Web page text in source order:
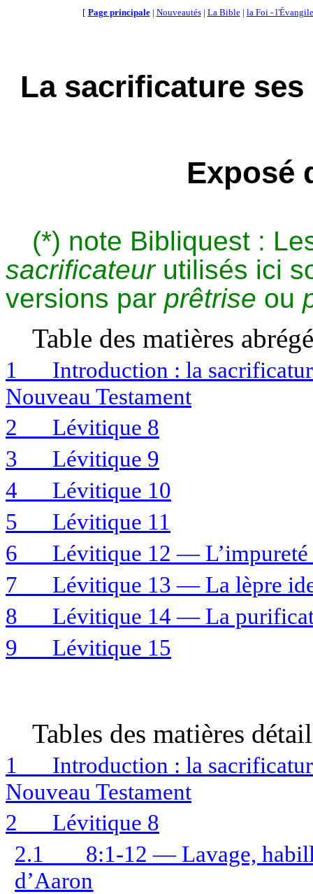
[ Page principale| Nouveautés| La Bible| la Foi - l'Évangile
La sacrificature
Exposé
(*) note Bibliquest :
sacrificateurutilisés ici
versions par prêtrise ou
Table des matières
1
Introduction : la
Nouveau Testament
2
Lévitique 8
3
Lévitique 9
4
Lévitique 10
5
Lévitique 11
6
Lévitique 12 — L’impureté
7
Lévitique 13 — La lèpre
8
Lévitique 14 — La
9
Lévitique 15
Tables des matières
1
Introduction : la
Nouveau Testament
2
Lévitique 8
2.1
8:1-12 — Lavage,
d’Aaron